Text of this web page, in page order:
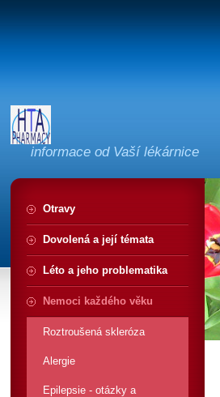
informace od Vaší lékárnice
Otravy
Dovolená a její témata
Léto a jeho problematika
Nemoci každého věku
Roztroušená skleróza
Alergie
Epilepsie - otázky a